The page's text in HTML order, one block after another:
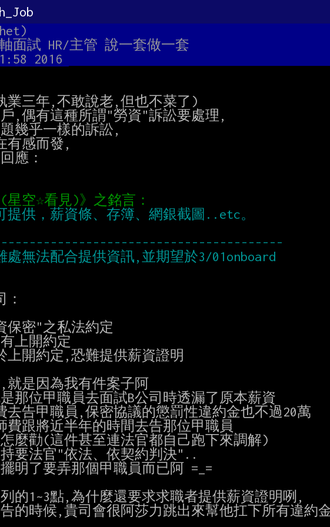
面試 HR/主管 說一套做一套
2016
業三年,不敢說老,但也不菜了)
,偶有這種所謂"勞資"訴訟要處理,
幾乎一樣的訴訟,
有感而發,
應：
保密"之私法約定
上開約定
開約定,恐難提供薪資證明
是因為我有件案子阿
那位甲職員去面試B公司時透漏了原本薪資
去告甲職員,保密協議的懲罰性違約金也不過20萬
費跟將近半年的時間去告那位甲職員
麼勸(這件甚至連法官都自己跑下來調解)
要法官"依法、依契約判決"..
明了要弄那個甲職員而已阿 =_=
的1~3點,為什麼還要求求職者提供薪資證明咧,
的時候,貴司會很阿莎力跳出來幫他扛下所有違約